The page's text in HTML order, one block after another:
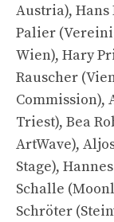
Austria),
Palier
Wien), Hary
Rauscher
Commission),
Triest), Bea
ArtWave),
Stage),
Schalle
Schröter